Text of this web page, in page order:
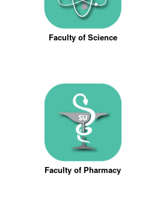
Faculty of Science
Faculty of Pharmacy